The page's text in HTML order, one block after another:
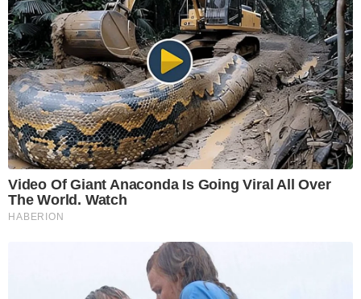
Video Of Giant Anaconda Is Going Viral All Over
The World. Watch
HABERION